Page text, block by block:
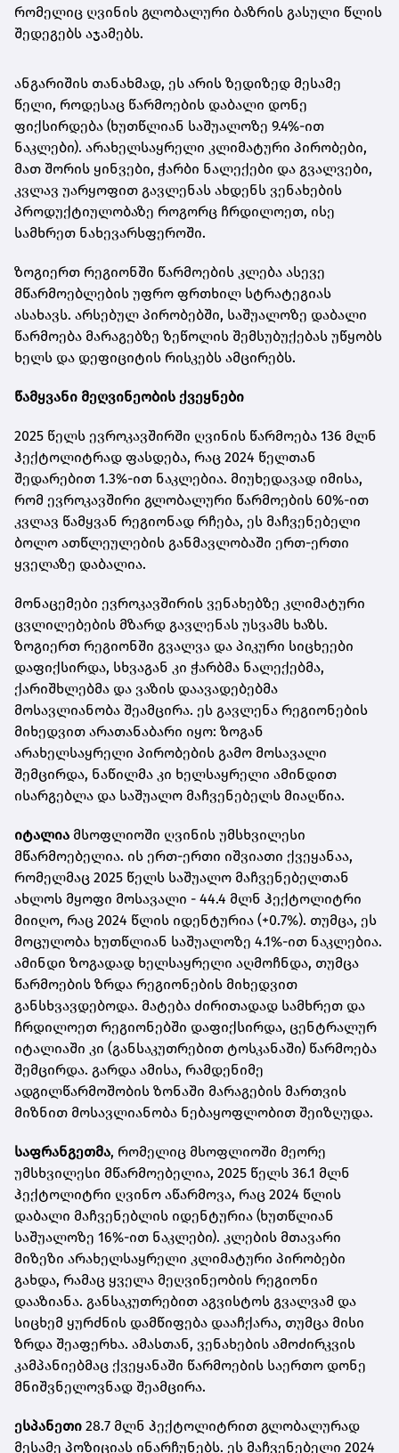
რომელიც ღვინის გლობალური ბაზრის გასული წლის
შედეგებს აჯამებს.
ანგარიშის თანახმად, ეს არის ზედიზედ მესამე
წელი, როდესაც წარმოების დაბალი დონე
ფიქსირდება (ხუთწლიან საშუალოზე 9.4%-ით
ნაკლები). არახელსაყრელი კლიმატური პირობები,
მათ შორის ყინვები, ჭარბი ნალექები და გვალვები,
კვლავ უარყოფით გავლენას ახდენს ვენახების
პროდუქტიულობაზე როგორც ჩრდილოეთ, ისე
სამხრეთ ნახევარსფეროში.
ზოგიერთ რეგიონში წარმოების კლება ასევე
მწარმოებლების უფრო ფრთხილ სტრატეგიას
ასახავს. არსებულ პირობებში, საშუალოზე დაბალი
წარმოება მარაგებზე ზეწოლის შემსუბუქებას უწყობს
ხელს და დეფიციტის რისკებს ამცირებს.
წამყვანი მეღვინეობის ქვეყნები
2025 წელს ევროკავშირში ღვინის წარმოება 136 მლნ
ჰექტოლიტრად ფასდება, რაც 2024 წელთან
შედარებით 1.3%-ით ნაკლებია. მიუხედავად იმისა,
რომ ევროკავშირი გლობალური წარმოების 60%-ით
კვლავ წამყვან რეგიონად რჩება, ეს მაჩვენებელი
ბოლო ათწლეულების განმავლობაში ერთ-ერთი
ყველაზე დაბალია.
მონაცემები ევროკავშირის ვენახებზე კლიმატური
ცვლილებების მზარდ გავლენას უსვამს ხაზს.
ზოგიერთ რეგიონში გვალვა და პიკური სიცხეები
დაფიქსირდა, სხვაგან კი ჭარბმა ნალექებმა,
ქარიშხლებმა და ვაზის დაავადებებმა
მოსავლიანობა შეამცირა. ეს გავლენა რეგიონების
მიხედვით არათანაბარი იყო: ზოგან
არახელსაყრელი პირობების გამო მოსავალი
შემცირდა, ნაწილმა კი ხელსაყრელი ამინდით
ისარგებლა და საშუალო მაჩვენებელს მიაღწია.
იტალია მსოფლიოში ღვინის უმსხვილესი
მწარმოებელია. ის ერთ-ერთი იშვიათი ქვეყანაა,
რომელმაც 2025 წელს საშუალო მაჩვენებელთან
ახლოს მყოფი მოსავალი - 44.4 მლნ ჰექტოლიტრი
მიიღო, რაც 2024 წლის იდენტურია (+0.7%). თუმცა, ეს
მოცულობა ხუთწლიან საშუალოზე 4.1%-ით ნაკლებია.
ამინდი ზოგადად ხელსაყრელი აღმოჩნდა, თუმცა
წარმოების ზრდა რეგიონების მიხედვით
განსხვავდებოდა. მატება ძირითადად სამხრეთ და
ჩრდილოეთ რეგიონებში დაფიქსირდა, ცენტრალურ
იტალიაში კი (განსაკუთრებით ტოსკანაში) წარმოება
შემცირდა. გარდა ამისა, რამდენიმე
ადგილწარმოშობის ზონაში მარაგების მართვის
მიზნით მოსავლიანობა ნებაყოფლობით შეიზღუდა.
საფრანგეთმა, რომელიც მსოფლიოში მეორე
უმსხვილესი მწარმოებელია, 2025 წელს 36.1 მლნ
ჰექტოლიტრი ღვინო აწარმოვა, რაც 2024 წლის
დაბალი მაჩვენებლის იდენტურია (ხუთწლიან
საშუალოზე 16%-ით ნაკლები). კლების მთავარი
მიზეზი არახელსაყრელი კლიმატური პირობები
გახდა, რამაც ყველა მეღვინეობის რეგიონი
დააზიანა. განსაკუთრებით აგვისტოს გვალვამ და
სიცხემ ყურძნის დამწიფება დააჩქარა, თუმცა მისი
ზრდა შეაფერხა. ამასთან, ვენახების ამოძირკვის
კამპანიებმაც ქვეყანაში წარმოების საერთო დონე
მნიშვნელოვნად შეამცირა.
ესპანეთი 28.7 მლნ ჰექტოლიტრით გლობალურად
მესამე პოზიციას ინარჩუნებს. ეს მაჩვენებელი 2024